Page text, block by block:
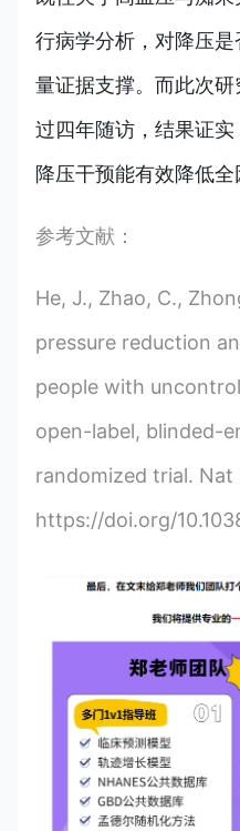
行病学分析，对降压
量证据支撑。而此次
过四年随访，结果证实
降压干预能有效降低全
参考文献：
He, J., Zhao, C.,
pressure reduction
people with
open-label, blinded-
randomized trial. Nat
https://doi.org/